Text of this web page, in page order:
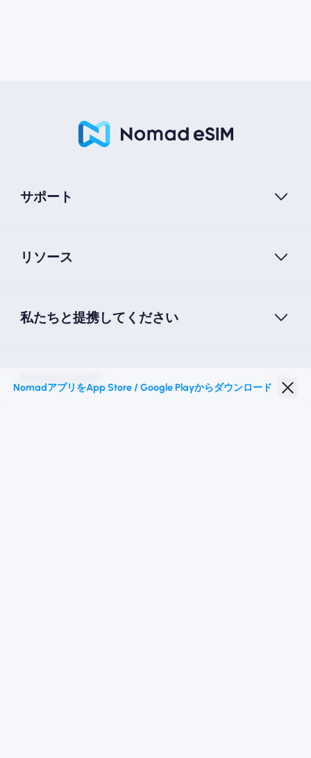
サポート
リソース
私たちと提携してください
NomadアプリをApp Store / Google Playからダウンロード